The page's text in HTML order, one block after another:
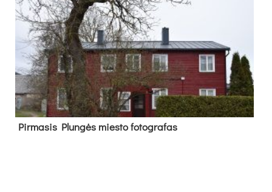
Pir­ma­sis Plun­gės mies­to fo­tog­ra­fas